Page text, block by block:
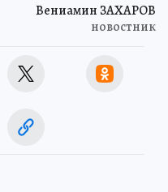
Вениамин ЗАХАРОВ
новостник